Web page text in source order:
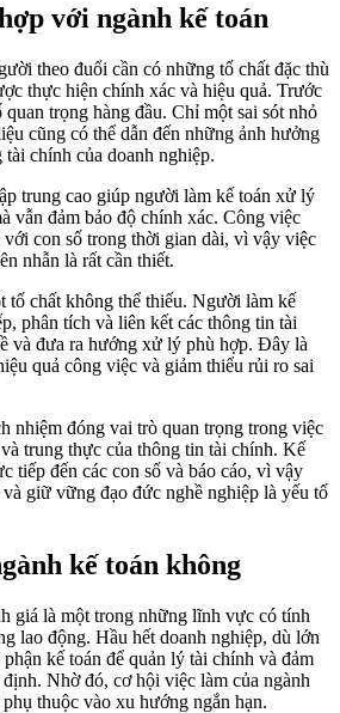
với ngành kế toán
theo đuổi cần có những tố chất đặc thù
thực hiện chính xác và hiệu quả. Trước
quan trọng hàng đầu. Chỉ một sai sót nhỏ
cũng có thể dẫn đến những ảnh hưởng
chính của doanh nghiệp.
trung cao giúp người làm kế toán xử lý
vẫn đảm bảo độ chính xác. Công việc
con số trong thời gian dài, vì vậy việc
nhẫn là rất cần thiết.
tố chất không thể thiếu. Người làm kế
phân tích và liên kết các thông tin tài
và đưa ra hướng xử lý phù hợp. Đây là
quả công việc và giảm thiểu rủi ro sai
nhiệm đóng vai trò quan trọng trong việc
trung thực của thông tin tài chính. Kế
tiếp đến các con số và báo cáo, vì vậy
giữ vững đạo đức nghề nghiệp là yếu tố
kế toán không
giá là một trong những lĩnh vực có tính
lao động. Hầu hết doanh nghiệp, dù lớn
kế toán để quản lý tài chính và đảm
Nhờ đó, cơ hội việc làm của ngành
thuộc vào xu hướng ngắn hạn.